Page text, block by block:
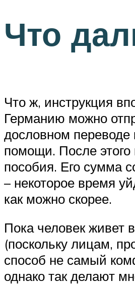
Что
Что ж, инструкция
Германию можно
дословном переводе
помощи. После
пособия. Его сумма
– некоторое время
как можно скорее.
Пока человек живет
(поскольку лицам,
способ не самый
однако так делают